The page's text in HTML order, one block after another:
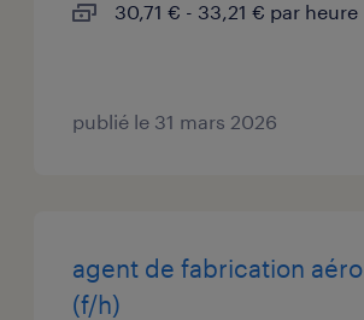
30,71 € - 33,21 € par heure
publié le 31 mars 2026
agent de fabrication aéro
(f/h)